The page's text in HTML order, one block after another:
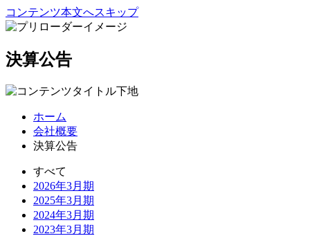
コンテンツ本文へスキップ
決算公告
ホーム
会社概要
決算公告
すべて
2026年3月期
2025年3月期
2024年3月期
2023年3月期